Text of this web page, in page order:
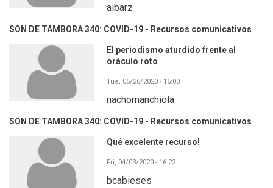
aibarz
SON DE TAMBORA 340: COVID-19 - Recursos comunicativos
El periodismo aturdido frente al
oráculo roto
Tue, 05/26/2020 - 15:00
nachomanchiola
SON DE TAMBORA 340: COVID-19 - Recursos comunicativos
Qué excelente recurso!
Fri, 04/03/2020 - 16:22
bcabieses